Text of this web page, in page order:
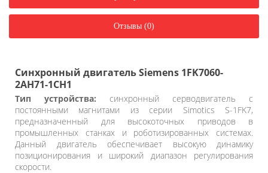
Отзывы (0)
Синхронный двигатель Siemens 1FK7060-
2AH71-1CH1
Тип устройства: синхронный серводвигатель с
постоянными магнитами из серии Simotics S-1FK7,
предназначенный для высокоточных приводов в
промышленных станках и роботизированных системах.
Данный двигатель обеспечивает высокую динамику
позиционирования и широкий диапазон регулирования
скорости.